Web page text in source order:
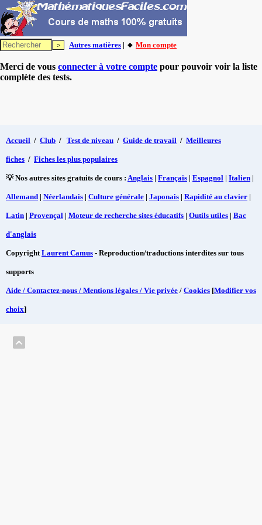
Autres matières | 🔸 Mon compte
Merci de vous connecter à votre compte pour pouvoir voir la liste
complète des tests.
Accueil / Club / Test de niveau / Guide de travail / Meilleures
fiches / Fiches les plus populaires
💡 Nos autres sites gratuits de cours : Anglais | Français | Espagnol | Italien |
Allemand | Néerlandais | Culture générale | Japonais | Rapidité au clavier |
Latin | Provençal | Moteur de recherche sites éducatifs | Outils utiles | Bac
d'anglais
CopyrightLaurent Camus - Reproduction/traductions interdites sur tous
supports
Aide / Contactez-nous / Mentions légales / Vie privée / Cookies [Modifier vos
choix]